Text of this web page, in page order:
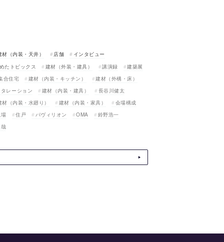
材（内装・天井） 店舗
インタビュー
たトピックス 建材（外装・建具） 講演録
建築展
合住宅 建材（内装・キッチン）
建材（外構・床）
レーション 建材（内装・建具）
長谷川健太
材（内装・水廻り） 建材（内装・家具）
会場構成
住戸 パヴィリオン OMA
鈴野浩一